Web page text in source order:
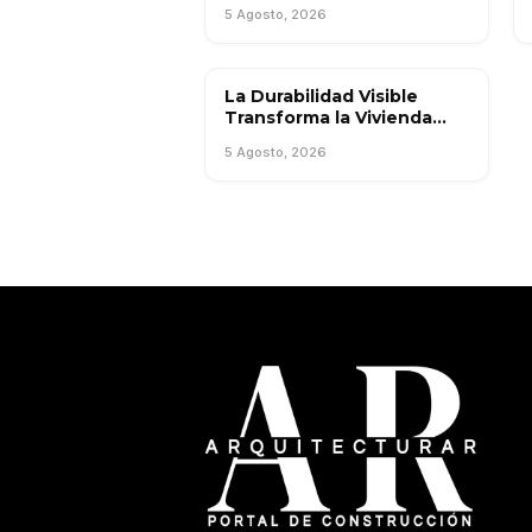
caminos rurales requiere
5 Agosto, 2026
TENDENCIAS
La Durabilidad Visible
Transforma la Vivienda
5 Agosto, 2026